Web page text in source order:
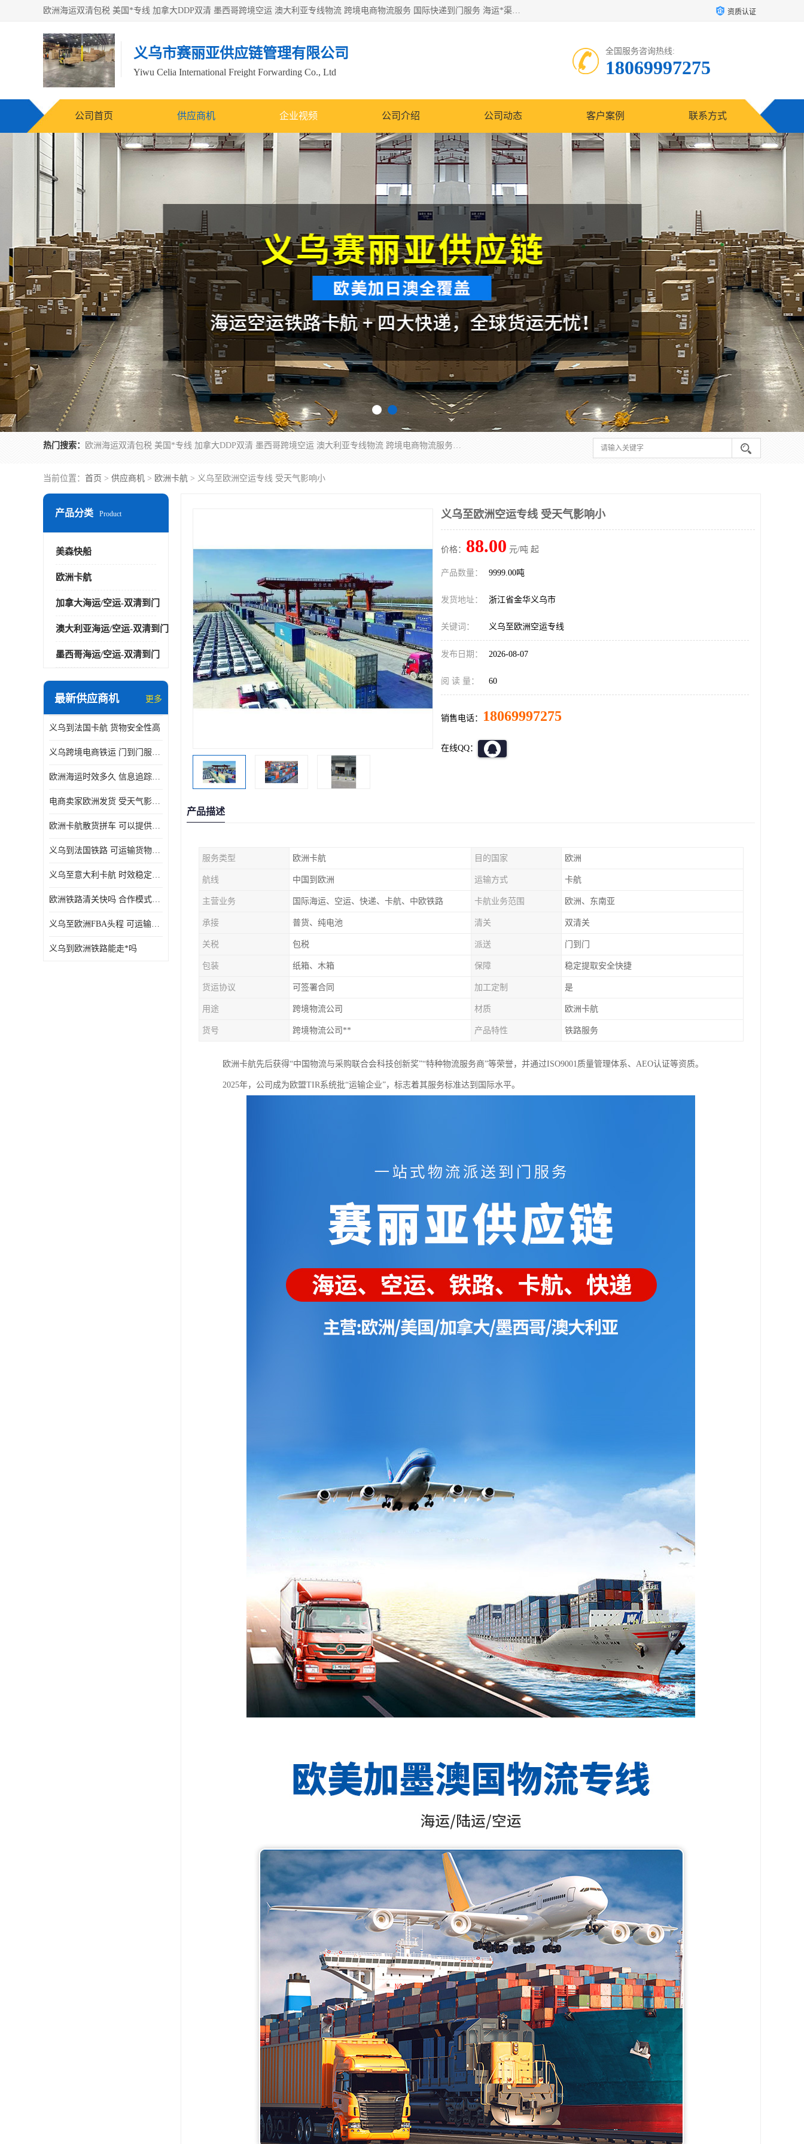
欧洲海运双清包税 美国*专线 加拿大DDP双清 墨西哥跨境空运 澳大利亚专线物流 跨境电商物流服务 国际快递到门服务 海运*渠道 一站式跨境物流解决方案 TikTok/SHEIN专线 电商平台FBA头程运输 国际铁路运输欧洲 UPS/DDHL/联邦快递跨境 美国双清到门物流 跨境*运输 资质认证
义乌市赛丽亚供应链管理有限公司
Yiwu Celia International Freight Forwarding Co., Ltd
全国服务咨询热线:
18069997275
公司首页 供应商机 企业视频 公司介绍 公司动态 客户案例 联系方式
热门搜索： 欧洲海运双清包税 美国*专线 加拿大DDP双清 墨西哥跨境空运 澳大利亚专线物流 跨境电商物流服务 国际快递到门服务 海运*渠道 一站式跨境物流解决方案 TikTok/SHEIN专线 电商平台FBA头程运输 国际铁路运输欧洲 UPS/DDHL/联邦快递跨境 美国双清到门物流 跨境*运输
当前位置： 首页 > 供应商机 > 欧洲卡航 > 义乌至欧洲空运专线 受天气影响小
产品分类 Product
美森快船
欧洲卡航
加拿大海运/空运-双清到门
澳大利亚海运/空运-双清到门
墨西哥海运/空运-双清到门
最新供应商机 更多
义乌到法国卡航 货物安全性高
义乌跨境电商铁运 门到门服务便捷
欧洲海运时效多久 信息追踪及时
电商卖家欧洲发货 受天气影响小
欧洲卡航散货拼车 可以提供个性化服务
义乌到法国铁路 可运输货物种类多
义乌至意大利卡航 时效稳定有保障
欧洲铁路清关快吗 合作模式多样
义乌至欧洲FBA头程 可运输货物种类多
义乌到欧洲铁路能走*吗
义乌至欧洲空运专线 受天气影响小
价格： 88.00 元/吨 起
产品数量： 9999.00吨
发货地址： 浙江省金华义乌市
关键词： 义乌至欧洲空运专线
发布日期： 2026-08-07
阅 读 量： 60
销售电话： 18069997275
在线QQ：
产品描述
服务类型 欧洲卡航 目的国家 欧洲
航线 中国到欧洲 运输方式 卡航
主营业务 国际海运、空运、快递、卡航、中欧铁路 卡航业务范围 欧洲、东南亚
承接 普货、纯电池 清关 双清关
关税 包税 派送 门到门
包装 纸箱、木箱 保障 稳定提取安全快捷
货运协议 可签署合同 加工定制 是
用途 跨境物流公司 材质 欧洲卡航
货号 跨境物流公司** 产品特性 铁路服务
欧洲卡航先后获得“中国物流与采购联合会科技创新奖”“特种物流服务商”等荣誉，并通过ISO9001质量管理体系、AEO认证等资质。
2025年，公司成为欧盟TIR系统批“运输企业”，标志着其服务标准达到国际水平。